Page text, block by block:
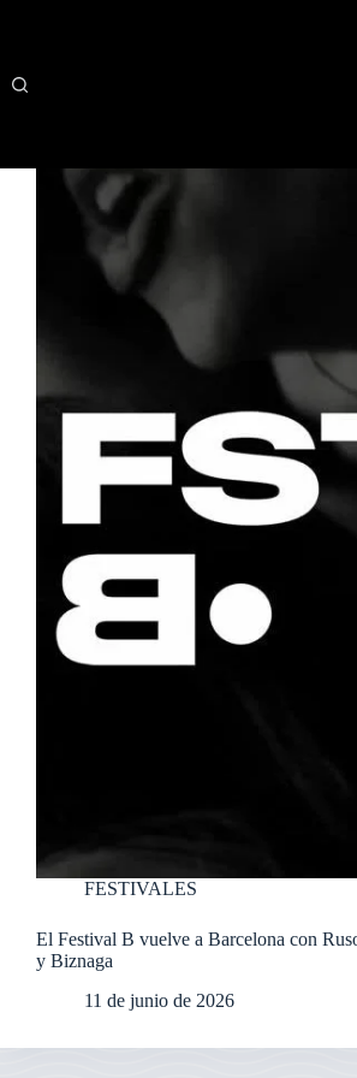
FESTIVALES
El Festival B vuelve a Barcelona con
y Biznaga
11 de junio de 2026